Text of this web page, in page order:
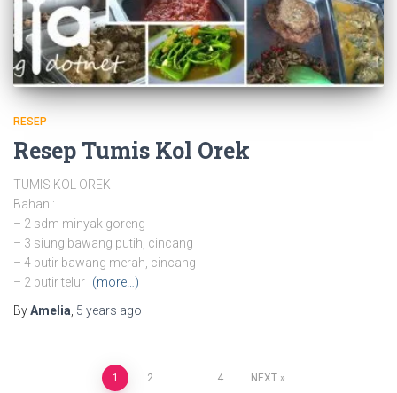
RESEP
Resep Tumis Kol Orek
TUMIS KOL OREK
Bahan :
– 2 sdm minyak goreng
– 3 siung bawang putih, cincang
– 4 butir bawang merah, cincang
– 2 butir telur (more…)
ByAmelia 5 years ago
1 2 … 4 NEXT